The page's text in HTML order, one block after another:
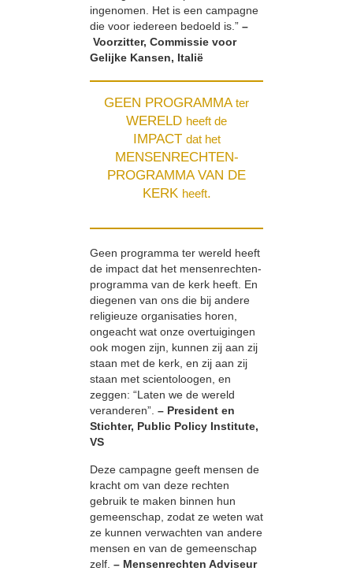
ingenomen. Het is een campagne
die voor iedereen bedoeld is.” –
Voorzitter, Commissie voor
Gelijke Kansen, Italië
GEEN PROGRAMMAter
WERELD heeft de
IMPACT dat het
MENSENRECHTEN-
PROGRAMMA VAN DE
KERK heeft.
Geen programma ter wereld heeft
de impact dat het mensenrechten-
programma van de kerk heeft. En
diegenen van ons die bij andere
religieuze organisaties horen,
ongeacht wat onze overtuigingen
ook mogen zijn, kunnen zij aan zij
staan met de kerk, en zij aan zij
staan met scientoloogen, en
zeggen: “Laten we de wereld
veranderen”. – President en
Stichter, Public Policy Institute,
VS
Deze campagne geeft mensen de
kracht om van deze rechten
gebruik te maken binnen hun
gemeenschap, zodat ze weten wat
ze kunnen verwachten van andere
mensen en van de gemeenschap
zelf. – Mensenrechten Adviseur